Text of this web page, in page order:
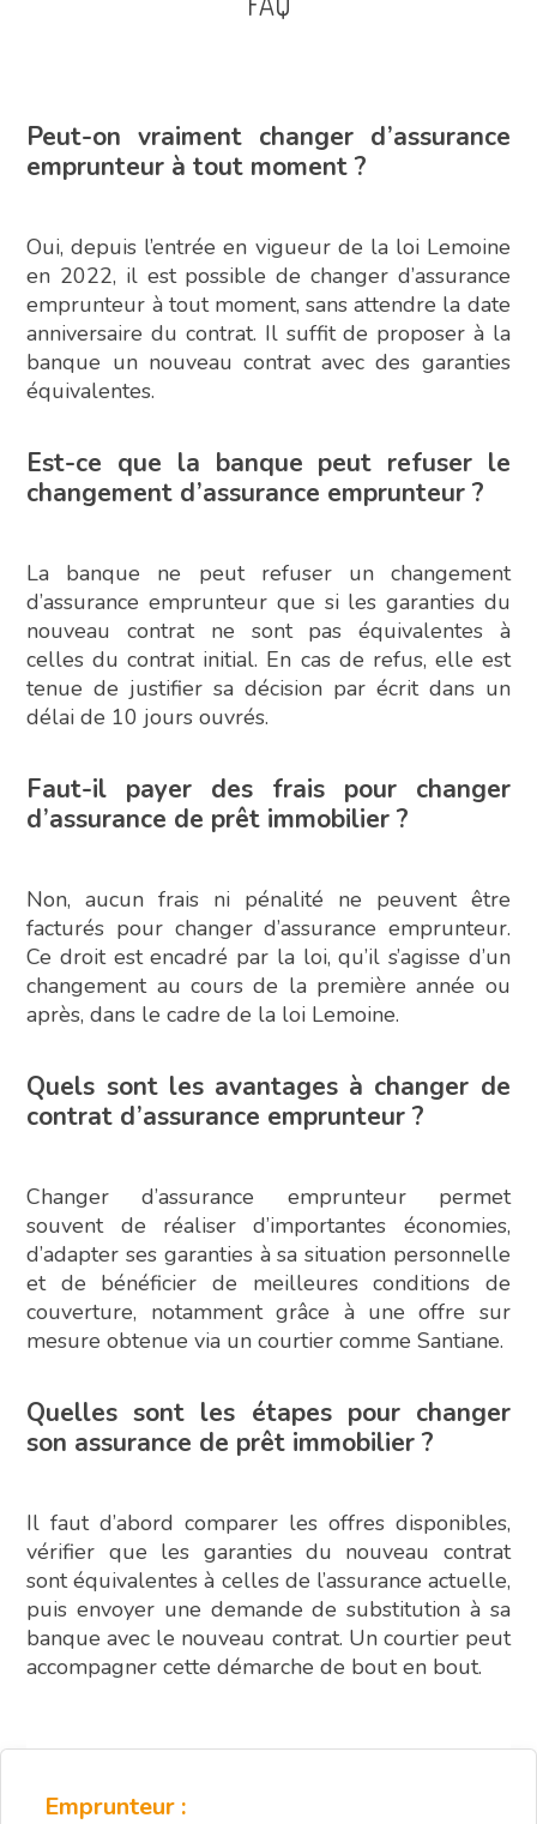
Peut-on vraiment changer d’assurance
emprunteur à tout moment ?
Oui, depuis l’entrée en vigueur de la loi Lemoine
en 2022, il est possible de changer d’assurance
emprunteur à tout moment, sans attendre la date
anniversaire du contrat. Il suffit de proposer à la
banque un nouveau contrat avec des garanties
équivalentes.
Est-ce que la banque peut refuser le
changement d’assurance emprunteur ?
La banque ne peut refuser un changement
d’assurance emprunteur que si les garanties du
nouveau contrat ne sont pas équivalentes à
celles du contrat initial. En cas de refus, elle est
tenue de justifier sa décision par écrit dans un
délai de 10 jours ouvrés.
Faut-il payer des frais pour changer
d’assurance de prêt immobilier ?
Non, aucun frais ni pénalité ne peuvent être
facturés pour changer d’assurance emprunteur.
Ce droit est encadré par la loi, qu’il s’agisse d’un
changement au cours de la première année ou
après, dans le cadre de la loi Lemoine.
Quels sont les avantages à changer de
contrat d’assurance emprunteur ?
Changer d’assurance emprunteur permet
souvent de réaliser d’importantes économies,
d’adapter ses garanties à sa situation personnelle
et de bénéficier de meilleures conditions de
couverture, notamment grâce à une offre sur
mesure obtenue via un courtier comme Santiane.
Quelles sont les étapes pour changer
son assurance de prêt immobilier ?
Il faut d’abord comparer les offres disponibles,
vérifier que les garanties du nouveau contrat
sont équivalentes à celles de l’assurance actuelle,
puis envoyer une demande de substitution à sa
banque avec le nouveau contrat. Un courtier peut
accompagner cette démarche de bout en bout.
Emprunteur :